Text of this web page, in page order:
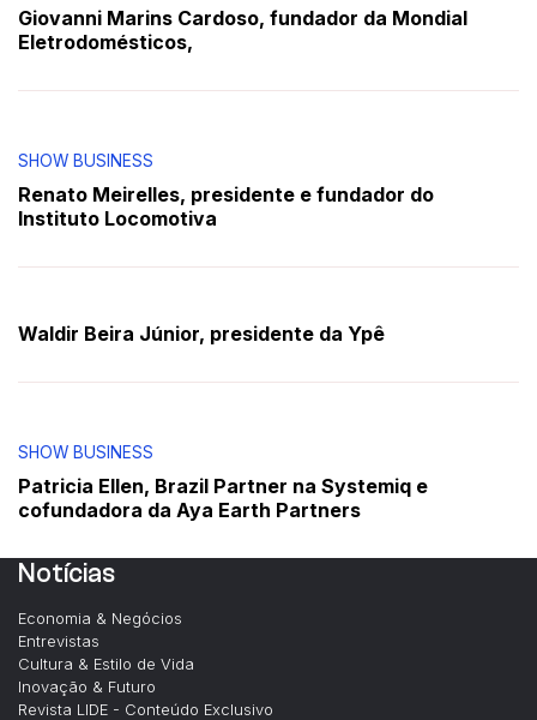
Giovanni Marins Cardoso, fundador da Mondial
Eletrodomésticos,
SHOW BUSINESS
Renato Meirelles, presidente e fundador do
Instituto Locomotiva
Waldir Beira Júnior, presidente da Ypê
SHOW BUSINESS
Patricia Ellen, Brazil Partner na Systemiq e
cofundadora da Aya Earth Partners
Notícias
Economia & Negócios
Entrevistas
Cultura & Estilo de Vida
Inovação & Futuro
Revista LIDE - Conteúdo Exclusivo